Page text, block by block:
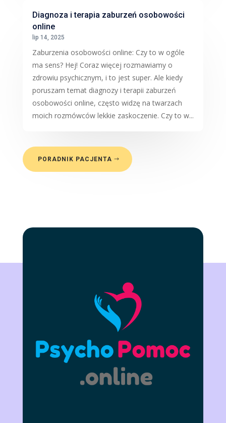
Diagnoza i terapia zaburzeń osobowości
online
lip 14, 2025
Zaburzenia osobowości online: Czy to w ogóle
ma sens? Hej! Coraz więcej rozmawiamy o
zdrowiu psychicznym, i to jest super. Ale kiedy
poruszam temat diagnozy i terapii zaburzeń
osobowości online, często widzę na twarzach
moich rozmówców lekkie zaskoczenie. Czy to w...
PORADNIK PACJENTA